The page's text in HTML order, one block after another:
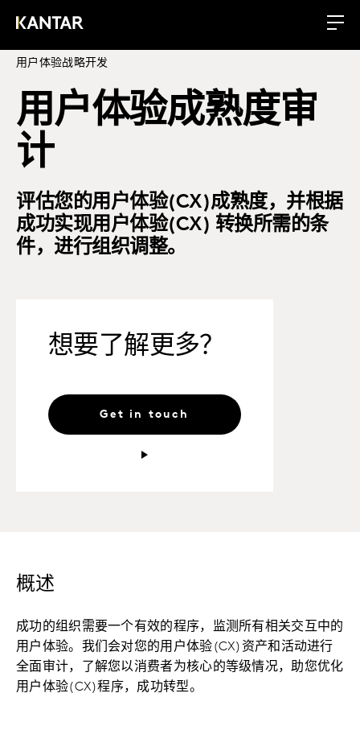
用户体验战略开发
用户体验成熟度审
计
评估您的用户体验(CX)成熟度，并根据
成功实现用户体验(CX) 转换所需的条
件，进行组织调整。
想要了解更多？
Get in touch
概述
成功的组织需要一个有效的程序，监测所有相关交互中的
用户体验。我们会对您的用户体验(CX)资产和活动进行
全面审计，了解您以消费者为核心的等级情况，助您优化
用户体验(CX)程序，成功转型。